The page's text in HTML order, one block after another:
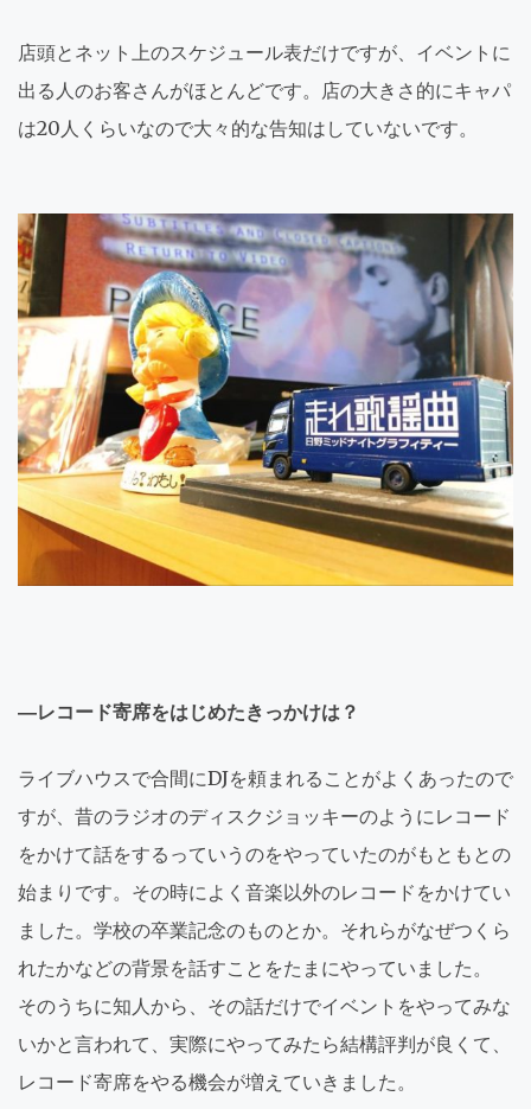
店頭とネット上のスケジュール表だけですが、イベントに
出る人のお客さんがほとんどです。店の大きさ的にキャパ
は20人くらいなので大々的な告知はしていないです。
―レコード寄席をはじめたきっかけは？
ライブハウスで合間にDJを頼まれることがよくあったので
すが、昔のラジオのディスクジョッキーのようにレコード
をかけて話をするっていうのをやっていたのがもともとの
始まりです。その時によく音楽以外のレコードをかけてい
ました。学校の卒業記念のものとか。それらがなぜつくら
れたかなどの背景を話すことをたまにやっていました。
そのうちに知人から、その話だけでイベントをやってみな
いかと言われて、実際にやってみたら結構評判が良くて、
レコード寄席をやる機会が増えていきました。